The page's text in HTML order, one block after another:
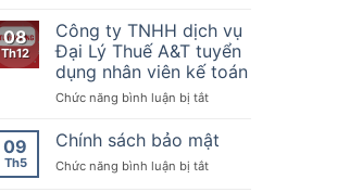
từ,
Nghị
định
ngày
20
sàng
đồng
hành
cùng
doanh
hộ
doanh
vụ
thứ
1000
ty
TNHH
dịch
vụ
Đại
Thuế
A&T
tuyển
08
Th12
Công ty TNHH dịch vụ
Đại Lý Thuế A&T tuyển
dụng nhân viên kế toán
Chức năng bình luận bị tắtở
ty
TNHH
dịch
09
Th5
Chính sách bảo mật
Chức năng bình luận bị tắtở